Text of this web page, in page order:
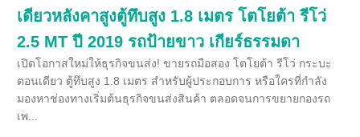
เดียวหลังคาสูงตู้ทึบสูง 1.8 เมตร โตโยต้า รีโว่
2.5 MT ปี 2019 รถป้ายขาว เกียร์ธรรมดา
เปิดโอกาสใหม่ให้ธุรกิจขนส่ง! ขายรถมือสอง โตโยต้า รีโว่ กระบะ
ตอนเดียว ตู้ทึบสูง 1.8 เมตร สำหรับผู้ประกอบการ หรือใครที่กำลัง
มองหาช่องทางเริ่มต้นธุรกิจขนส่งสินค้า ตลอดจนการขยายกองรถ
เพ...